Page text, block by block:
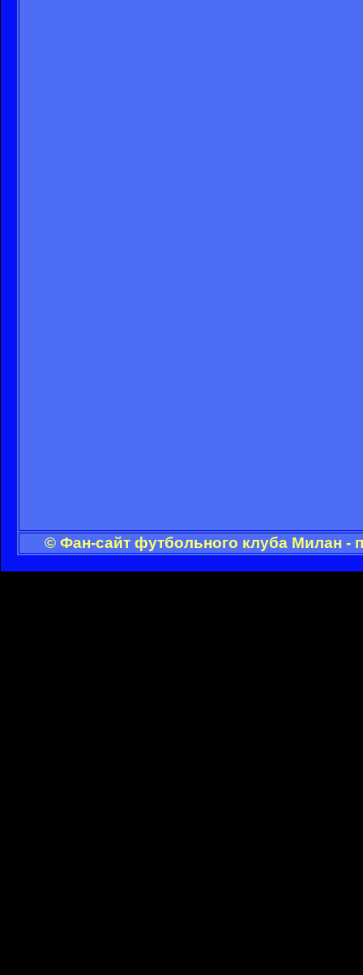
© Фан-сайт футбольного клуба Милан -